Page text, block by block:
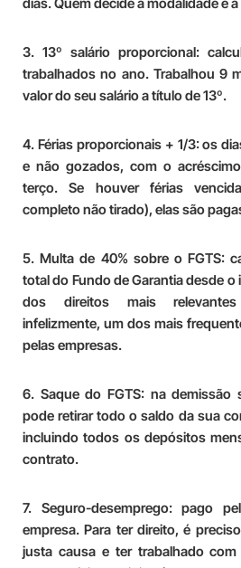
3. 13º salário proporcional:
trabalhados no ano. Trabalhou 9
valor do seu salário a título de 13º.
4. Férias proporcionais + 1/3:os
e não gozados, com o
terço. Se houver férias
completo não tirado), elas são
5. Multa de 40% sobre o FGTS:
total do Fundo de Garantia desde
dos direitos mais
infelizmente, um dos mais
pelas empresas.
6. Saque do FGTS: na demissão
pode retirar todo o saldo da sua
incluindo todos os depósitos
contrato.
7. Seguro-desemprego:pago
empresa. Para ter direito, é
justa causa e ter trabalhado com